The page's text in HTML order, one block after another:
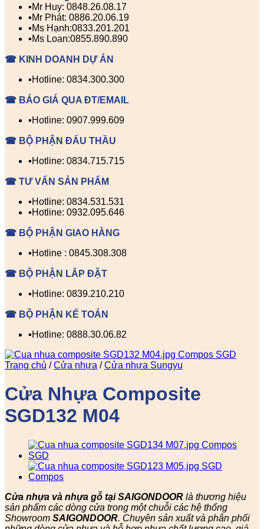
▪️Mr Huy: 0848.26.08.17
▪️Mr Phát: 0886.20.06.19
▪️Ms Hạnh:0833.201.201
▪️Ms Loan:0855.890.890
☎ KINH DOANH DỰ ÁN
▪️Hotline: 0834.300.300
☎ BÁO GIÁ QUA ĐT/EMAIL
▪️Hotline: 0907.999.609
☎ BỘ PHẬN ĐẤU THẦU
▪️Hotline: 0834.715.715
☎ TƯ VẤN SẢN PHẨM
▪️Hotline: 0834.531.531
▪️Hotline: 0932.095.646
☎ BỘ PHẬN GIAO HÀNG
▪️Hotline : 0845.308.308
☎ BỘ PHẬN LẮP ĐẶT
▪️Hotline: 0839.210.210
☎ BỘ PHẬN KẾ TOÁN
▪️Hotline: 0888.30.06.82
Trang chủ / Cửa nhựa / Cửa nhựa Sungyu
Cửa Nhựa Composite
SGD132 M04
Cửa nhựa và nhựa gỗ tại SAIGONDOOR là thương hiệu
sản phẩm các dòng cửa trong một chuỗi các hệ thống
Showroom SAIGONDOOR. Chuyên sản xuất và phân phối